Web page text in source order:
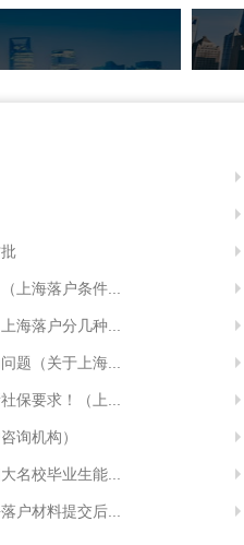
上海落户条件...
海落户分几种...
题（关于上海...
保要求！（上...
询机构）
名校毕业生能...
户材料提交后...